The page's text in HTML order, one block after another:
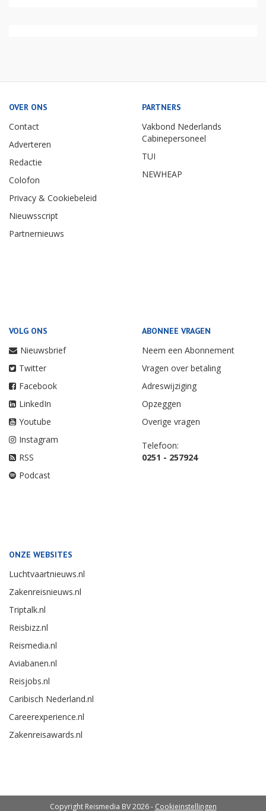
OVER ONS
Contact
Adverteren
Redactie
Colofon
Privacy & Cookiebeleid
Nieuwsscript
Partnernieuws
PARTNERS
Vakbond Nederlands
Cabinepersoneel
TUI
NEWHEAP
VOLG ONS
Nieuwsbrief
Twitter
Facebook
LinkedIn
Youtube
Instagram
RSS
Podcast
ABONNEE VRAGEN
Neem een Abonnement
Vragen over betaling
Adreswijziging
Opzeggen
Overige vragen
Telefoon:
0251 - 257924
ONZE WEBSITES
Luchtvaartnieuws.nl
Zakenreisnieuws.nl
Triptalk.nl
Reisbizz.nl
Reismedia.nl
Aviabanen.nl
Reisjobs.nl
Caribisch Nederland.nl
Careerexperience.nl
Zakenreisawards.nl
Copyright Reismedia BV 2026 - Cookieinstellingen